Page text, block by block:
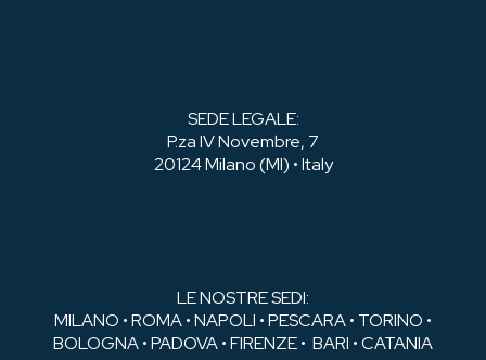
SEDE LEGALE:
P.za IV Novembre, 7
20124 Milano (MI) • Italy
LE NOSTRE SEDI:
MILANO • ROMA • NAPOLI • PESCARA • TORINO •
BOLOGNA • PADOVA • FIRENZE • BARI • CATANIA